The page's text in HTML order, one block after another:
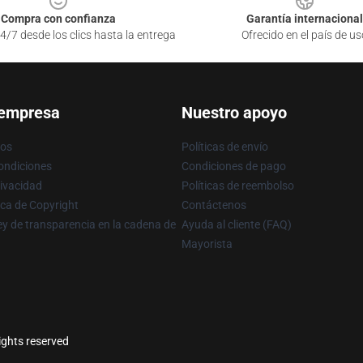
Compra con confianza
7 desde los clics hasta la entrega
Garantía internacional
Ofrecido en el país de
de Copyright
de transparencia en la cadena de
Nuestro apoyo
Políticas de envío
Condiciones de pago
Políticas de reembolso
Contáctenos
Ayuda al cliente (FAQ)
Mayorista
reserved